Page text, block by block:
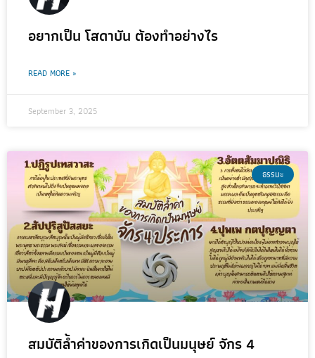
อยากเป็น โสดาบัน ต้องทำอย่างไร
READ MORE »
September 3, 2025
ธรรมะ
สมบัติล้ำค่าของการเกิดเป็นมนุษย์ จักร 4